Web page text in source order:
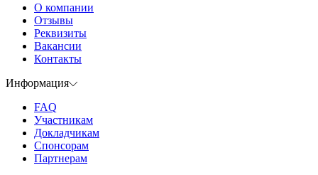
О компании
Отзывы
Реквизиты
Вакансии
Контакты
Информация
FAQ
Участникам
Докладчикам
Спонсорам
Партнерам